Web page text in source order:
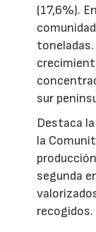
(17,6%).
sur
Destaca
la
segunda
recogidos.